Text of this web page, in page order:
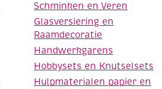
Schminken en Veren
Glasversiering en
Raamdecoratie
Handwerkgarens
Hobbysets en Knutselsets
Hulpmaterialen papier en